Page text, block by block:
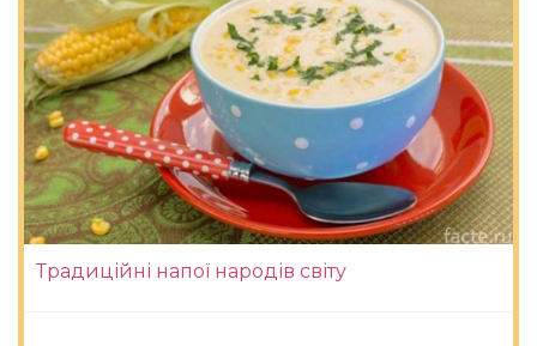
Традиційні напої народів світу